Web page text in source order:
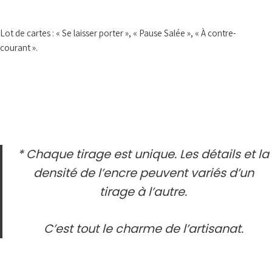
Lot de cartes : « Se laisser porter », « Pause Salée », « À contre-
courant ».
* Chaque tirage est unique. Les détails et la
densité de l’encre peuvent variés d’un
tirage à l’autre.
C’est tout le charme de l’artisanat.